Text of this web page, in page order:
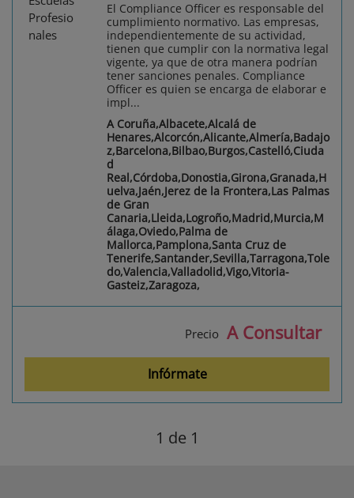
El Compliance Officer es responsable del
cumplimiento normativo. Las empresas,
independientemente de su actividad,
tienen que cumplir con la normativa legal
vigente, ya que de otra manera podrían
tener sanciones penales. Compliance
Officer es quien se encarga de elaborar e
impl...
A Coruña,Albacete,Alcalá de
Henares,Alcorcón,Alicante,Almería,Badajo
z,Barcelona,Bilbao,Burgos,Castelló,Ciuda
d
Real,Córdoba,Donostia,Girona,Granada,H
uelva,Jaén,Jerez de la Frontera,Las Palmas
de Gran
Canaria,Lleida,Logroño,Madrid,Murcia,M
álaga,Oviedo,Palma de
Mallorca,Pamplona,Santa Cruz de
Tenerife,Santander,Sevilla,Tarragona,Tole
do,Valencia,Valladolid,Vigo,Vitoria-
Gasteiz,Zaragoza,
Precio A Consultar
Infórmate
1 de 1